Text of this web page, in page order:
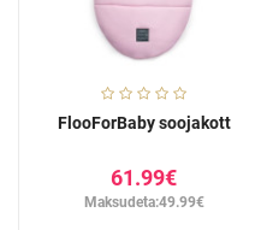
FlooForBaby soojakott
61.99€
Maksudeta:49.99€